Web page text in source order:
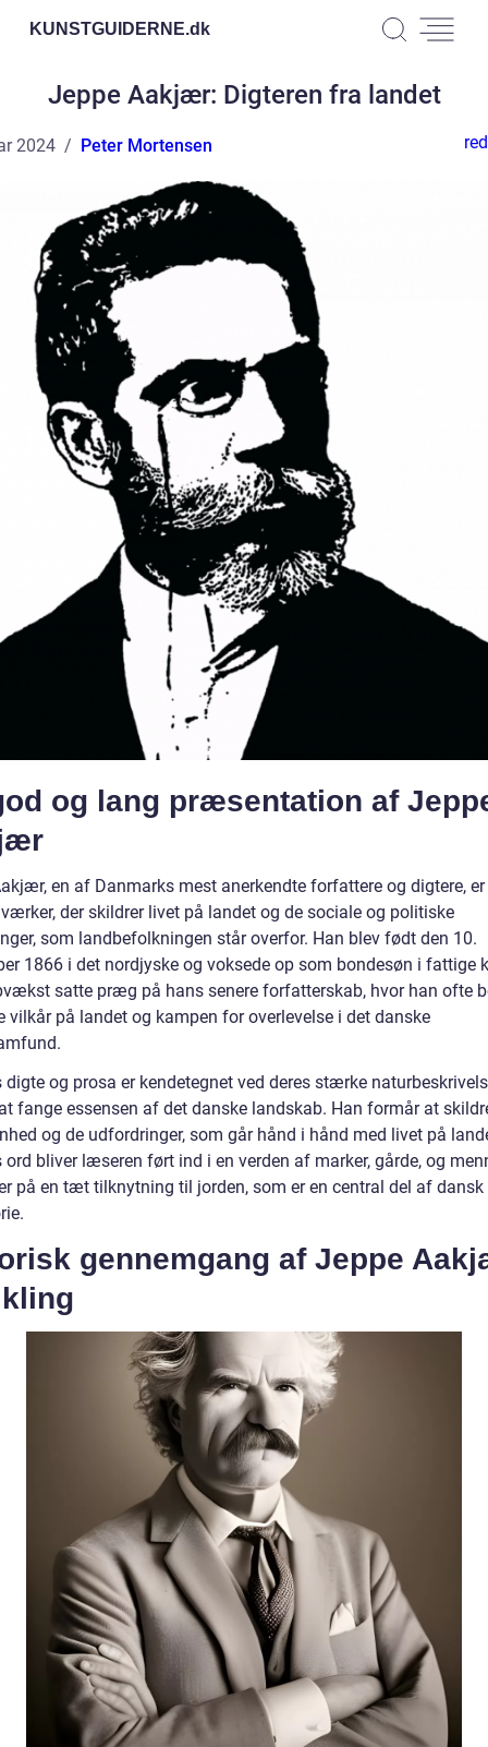
KUNSTGUIDERNE.dk
Jeppe Aakjær: Digteren fra landet
2024 Peter Mortensen
og lang præsentation af
en af Danmarks mest anerkendte forfattere og digtere,
der skildrer livet på landet og de sociale og politiske
som landbefolkningen står overfor. Han blev født den 10.
1866 i det nordjyske og voksede op som bondesøn i fattige
satte præg på hans senere forfatterskab, hvor han ofte
vilkår på landet og kampen for overlevelse i det danske
og prosa er kendetegnet ved deres stærke
fange essensen af det danske landskab. Han formår at
og de udfordringer, som går hånd i hånd med livet på
bliver læseren ført ind i en verden af marker, gårde, og
på en tæt tilknytning til jorden, som er en central del af dansk
gennemgang af Jeppe